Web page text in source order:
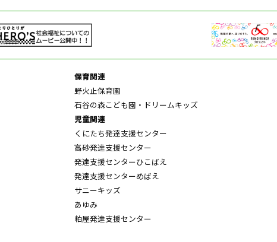
保育関連
野火止保育園
石谷の森こども園・ドリームキッズ
児童関連
くにたち発達支援センター
高砂発達支援センター
発達支援センターひこばえ
発達支援センターめばえ
サニーキッズ
あゆみ
粕屋発達支援センター